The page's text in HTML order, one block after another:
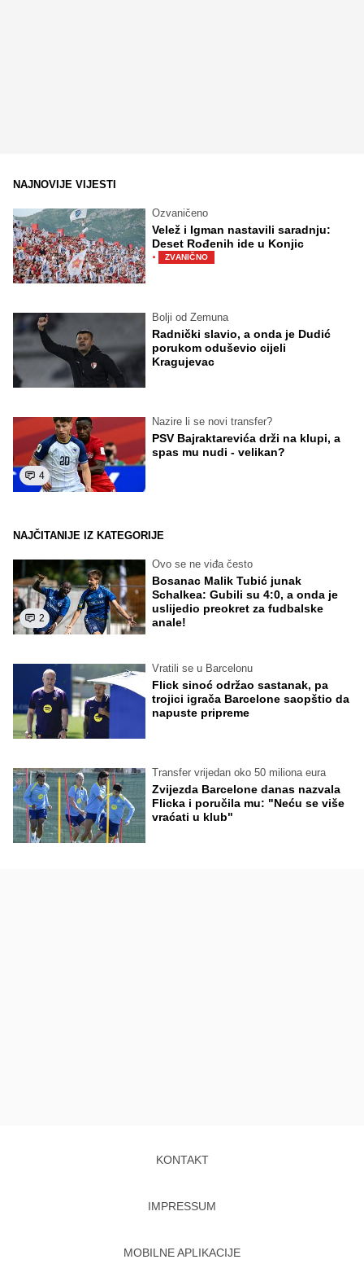
NAJNOVIJE VIJESTI
Ozvaničeno
Velež i Igman nastavili saradnju:
Deset Rođenih ide u Konjic
· ZVANIČNO
Bolji od Zemuna
Radnički slavio, a onda je Dudić
porukom oduševio cijeli
Kragujevac
4
Nazire li se novi transfer?
PSV Bajraktarevića drži na klupi, a
spas mu nudi - velikan?
NAJČITANIJE IZ KATEGORIJE
2
Ovo se ne viđa često
Bosanac Malik Tubić junak
Schalkea: Gubili su 4:0, a onda je
uslijedio preokret za fudbalske
anale!
Vratili se u Barcelonu
Flick sinoć održao sastanak, pa
trojici igrača Barcelone saopštio da
napuste pripreme
Transfer vrijedan oko 50 miliona eura
Zvijezda Barcelone danas nazvala
Flicka i poručila mu: "Neću se više
vraćati u klub"
KONTAKT
IMPRESSUM
MOBILNE APLIKACIJE